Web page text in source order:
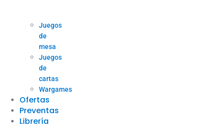
Juegos
de
mesa
Juegos
de
cartas
Wargames
Ofertas
Preventas
Librería